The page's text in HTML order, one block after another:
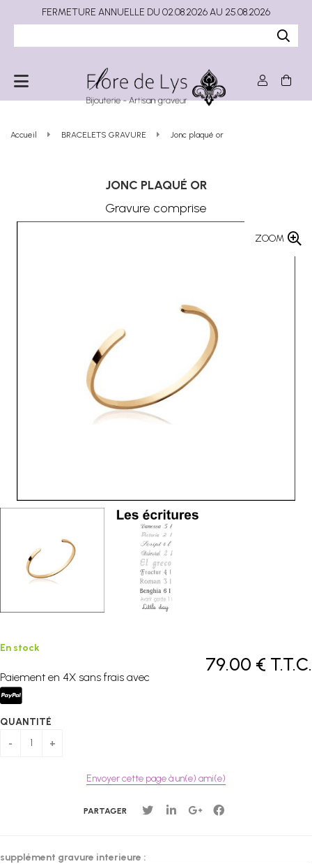
Accueil BRACELETS GRAVURE Jonc plaqué or
JONC PLAQUÉ OR
Gravure comprise
ZOOM
79.00 € T.T.C.
En stock
Paiement en 4X sans frais avec
QUANTITÉ
Envoyer cette page à un(e) ami(e)
PARTAGER
supplément gravure interieure :
FERMETURE ANNUELLE DU 02.08.2026 AU 25.08.2026